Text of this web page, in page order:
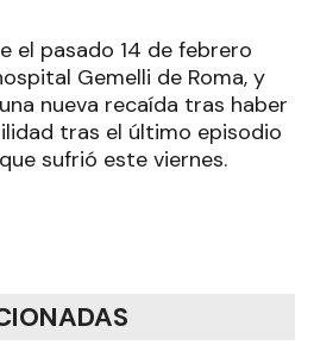
el pasado 14 de febrero
Gemelli de Roma, y
nueva recaída tras haber
tras el último episodio
sufrió este viernes.